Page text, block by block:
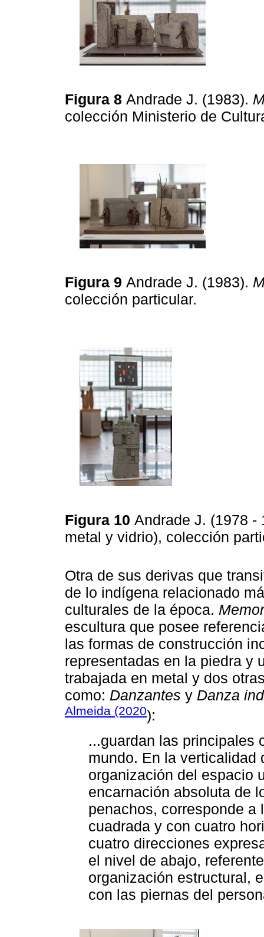
Figura 8 Andrade J. (1983).
colección Ministerio de
Figura 9 Andrade J. (1983).
colección particular.
Figura 10 Andrade J. (1978 -
metal y vidrio), colección
Otra de sus derivas que
de lo indígena relacionado
culturales de la época.
escultura que posee
las formas de construcción
representadas en la piedra y
trabajada en metal y dos
como: Danzantes y Danza
Almeida (2020):
...guardan las principales
mundo. En la verticalidad
organización del espacio
encarnación absoluta de
penachos, corresponde a
cuadrada y con cuatro
cuatro direcciones
el nivel de abajo,
organización estructural,
con las piernas del